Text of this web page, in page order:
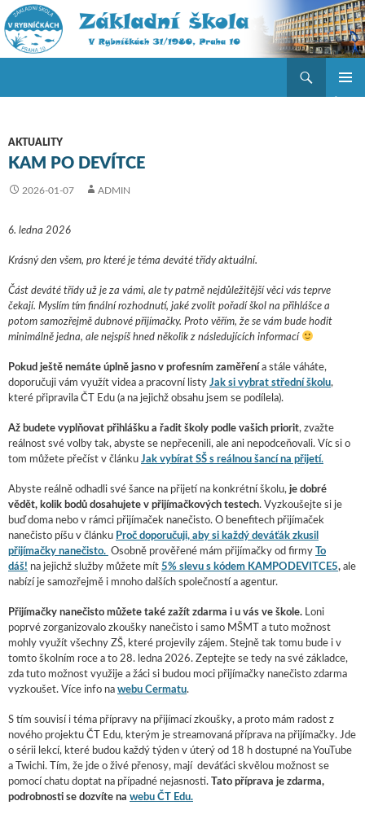
AKTUALITY
KAM PO DEVÍTCE
2026-01-07 ADMIN
6. ledna 2026
Krásný den všem, pro které je téma deváté třídy aktuální.
Část deváté třídy už je za vámi, ale ty patrně nejdůležitější věci vás teprve
čekají. Myslím tím finální rozhodnutí, jaké zvolit pořadí škol na přihlášce a
potom samozřejmě dubnové přijímačky. Proto věřím, že se vám bude hodit
minimálně jedna, ale nejspíš hned několik z následujících informací
Pokud ještě nemáte úplně jasno v profesním zaměření a stále váháte,
doporučuji vám využít videa a pracovní listy Jak si vybrat střední školu,
které připravila ČT Edu (a na jejichž obsahu jsem se podílela).
Až budete vyplňovat přihlášku a řadit školy podle vašich priorit, zvažte
reálnost své volby tak, abyste se nepřecenili, ale ani nepodceňovali. Víc si o
tom můžete přečíst v článku Jak vybírat SŠ s reálnou šancí na přijetí.
Abyste reálně odhadli své šance na přijetí na konkrétní školu, je dobré
vědět, kolik bodů dosahujete v přijímačkových testech. Vyzkoušejte si je
buď doma nebo v rámci přijímaček nanečisto. O benefitech přijímaček
nanečisto píšu v článku Proč doporučuji, aby si každý deváťák zkusil
přijímačky nanečisto. Osobně prověřené mám přijímačky od firmy
To
dáš! na jejichž služby můžete mít 5% slevu s kódem KAMPODEVITCE5, ale
nabízí je samozřejmě i mnoho dalších společností a agentur.
Přijímačky nanečisto můžete také zažít zdarma i u vás ve škole. Loni
poprvé zorganizovalo zkoušky nanečisto i samo MŠMT a tuto možnost
mohly využít všechny ZŠ, které projevily zájem. Stejně tak tomu bude i v
tomto školním roce a to 28. ledna 2026. Zeptejte se tedy na své základce,
zda tuto možnost využije a žáci si budou moci přijímačky nanečisto zdarma
vyzkoušet. Více info na webu Cermatu.
S tím souvisí i téma přípravy na přijímací zkoušky, a proto mám radost z
nového projektu ČT Edu, kterým je streamovaná příprava na přijímačky. Jde
o sérii lekcí, které budou každý týden v úterý od 18 h dostupné na YouTube
a Twichi. Tím, že jde o živé přenosy, mají deváťáci skvělou možnost se
pomocí chatu doptat na případné nejasnosti.
Tato příprava je zdarma,
podrobnosti se dozvíte na webu ČT Edu.